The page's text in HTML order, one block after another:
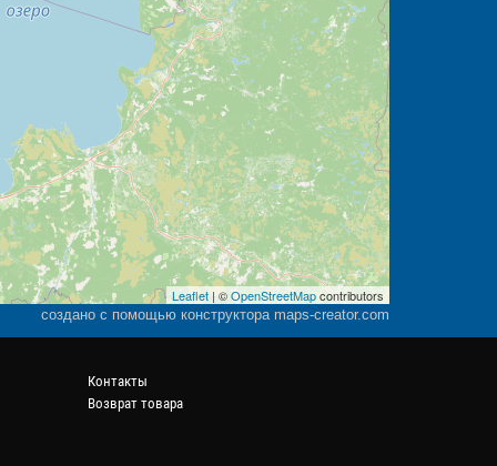
Leaflet | ©OpenStreetMapcontributors
создано с помощью конструктора maps-creator.com
Контакты
Возврат товара